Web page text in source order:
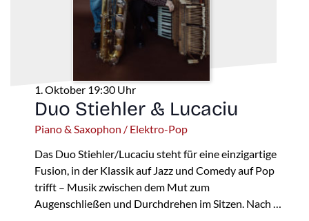
1. Oktober 19:30 Uhr
Duo Stiehler & Lucaciu
Piano & Saxophon / Elektro-Pop
Das Duo Stiehler/Lucaciu steht für eine einzigartige
Fusion, in der Klassik auf Jazz und Comedy auf Pop
trifft – Musik zwischen dem Mut zum
Augenschließen und Durchdrehen im Sitzen. Nach …